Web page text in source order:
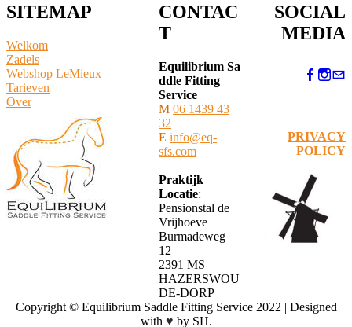
SITEMAP
Welkom
Zadels
Webshop LeMieux
​Tarieven
Over
CONTAC
T
Equilibrium Sa
ddle Fitting
Service
M 06 1439 43
32
E info@eq-
sfs.com
Praktijk
Locatie:
Pensionstal de
Vrijhoeve
Burmadeweg
12
​2391 MS
HAZERSWOU
DE-DORP
SOCIAL
MEDIA
PRIVACY
POLICY
Copyright © Equilibrium Saddle Fitting Service 2022 | Designed
with ♥ by SH.